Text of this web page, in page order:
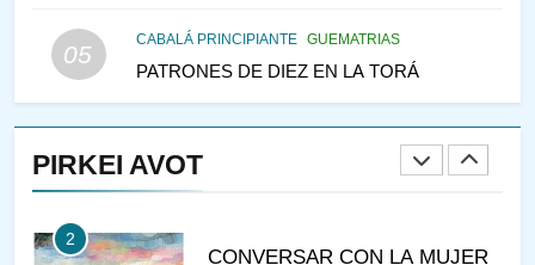
05
CABALÁ PRINCIPIANTE GUEMATRIAS
PATRONES DE DIEZ EN LA TORÁ
PIRKEI AVOT
1
RAZI ¿QUIÉN ES SABIO?
2
CONVERSAR CON LA MUJER